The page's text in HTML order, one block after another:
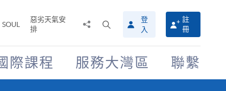
SOUL
惡劣天氣安
排
搜
尋
介
面
登
入
註
冊
際課程 服務大灣區 聯繫